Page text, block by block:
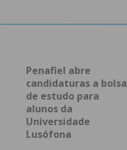
Penafiel abre
candidaturas a bolsa
de estudo para
alunos da
Universidade
Lusófona